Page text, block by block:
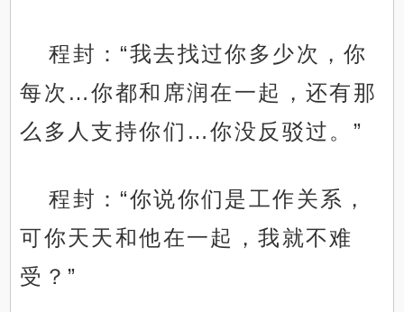
程封：“我去找过你多少次，你
每次…你都和席润在一起，还有那
么多人支持你们…你没反驳过。”
程封：“你说你们是工作关系，
可你天天和他在一起，我就不难
受？”